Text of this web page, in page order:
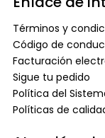
Términos y
Código de
Facturación
Sigue tu pedido
Política del
Políticas de